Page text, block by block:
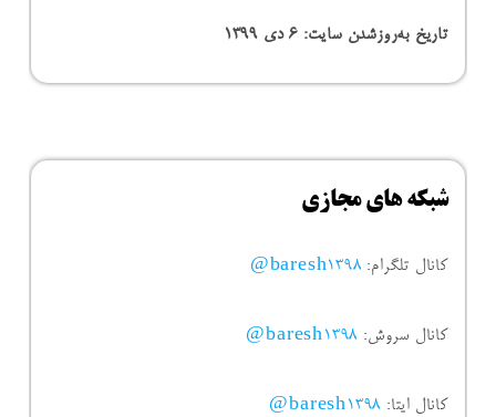
تاریخ به‌روزشدن سایت:۶ دی ۱۳۹۹
شبکه های مجازی
کانال تلگرام: baresh1398@
کانال سروش: baresh1398@
کانال ایتا: baresh1398@